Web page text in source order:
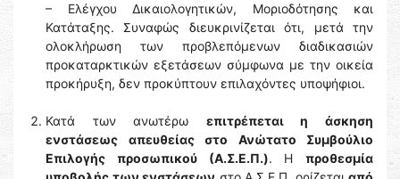
– Ελέγχου Δικαιολογητικών, Μοριοδότησης και
Κατάταξης. Συναφώς διευκρινίζεται ότι, μετά την
ολοκλήρωση των προβλεπόμενων διαδικασιών
προκαταρκτικών εξετάσεων σύμφωνα με την οικεία
προκήρυξη, δεν προκύπτουν επιλαχόντες υποψήφιοι.
Κατά των ανωτέρω επιτρέπεται η άσκηση
ενστάσεως απευθείας στο Ανώτατο Συμβούλιο
Επιλογής προσωπικού (Α.Σ.Ε.Π.). Η προθεσμία